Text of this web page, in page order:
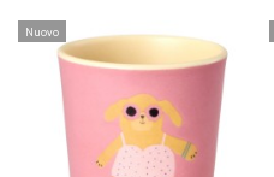
Nuovo